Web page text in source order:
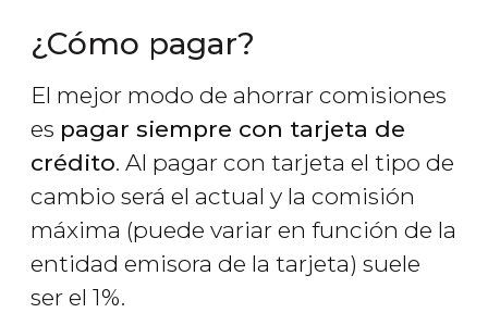
¿Cómo pagar?
El mejor modo de ahorrar comisiones
es pagar siempre con tarjeta de
crédito. Al pagar con tarjeta el tipo de
cambio será el actual y la comisión
máxima (puede variar en función de la
entidad emisora de la tarjeta) suele
ser el 1%.